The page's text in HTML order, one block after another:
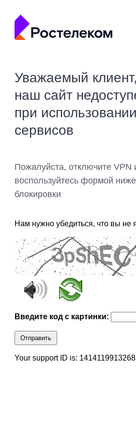
Уважаемый клиент,
наш сайт
при
сервисов
Пожалуйста, отключите VPN
воспользуйтесь формой
блокировки
Нам нужно убедиться, что вы не
Введите код с картинки:
Отправить
Your support ID is: